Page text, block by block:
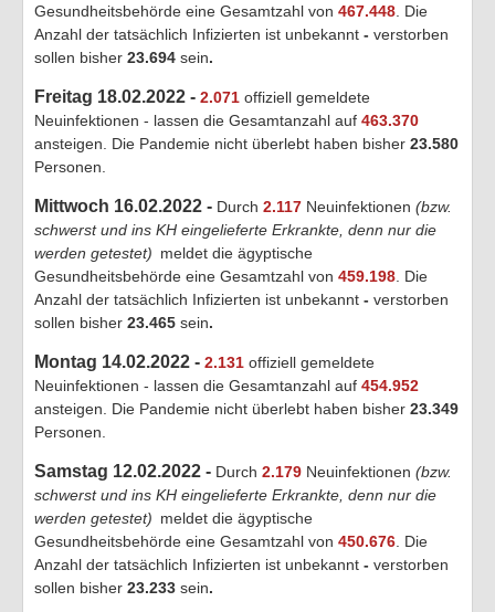
Gesundheitsbehörde eine Gesamtzahl von 467.448 . Die
Anzahl der tatsächlich Infizierten ist unbekannt - verstorben
sollen bisher 23.694 sein.
Freitag 18.02.2022 - 2.071 offiziell gemeldete
Neuinfektionen - lassen die Gesamtanzahl auf 463.370
ansteigen. Die Pandemie nicht überlebt haben bisher 23.580
Personen.
Mittwoch 16.02.2022 - Durch 2.117 Neuinfektionen (bzw.
schwerst und ins KH eingelieferte Erkrankte, denn nur die
werden getestet) meldet die ägyptische
Gesundheitsbehörde eine Gesamtzahl von 459.198 . Die
Anzahl der tatsächlich Infizierten ist unbekannt - verstorben
sollen bisher 23.465 sein.
Montag 14.02.2022 - 2.131 offiziell gemeldete
Neuinfektionen - lassen die Gesamtanzahl auf 454.952
ansteigen. Die Pandemie nicht überlebt haben bisher 23.349
Personen.
Samstag 12.02.2022 - Durch 2.179 Neuinfektionen (bzw.
schwerst und ins KH eingelieferte Erkrankte, denn nur die
werden getestet) meldet die ägyptische
Gesundheitsbehörde eine Gesamtzahl von 450.676 . Die
Anzahl der tatsächlich Infizierten ist unbekannt - verstorben
sollen bisher 23.233 sein.